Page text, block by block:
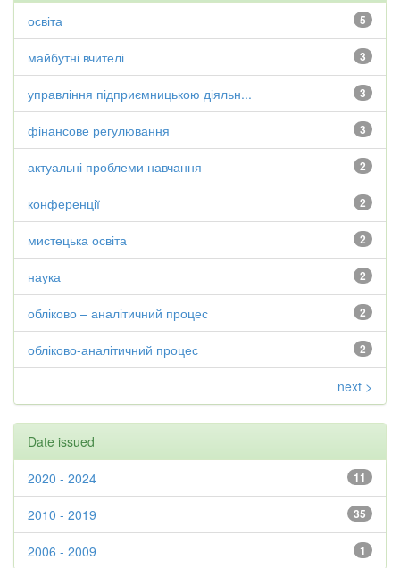
5
освіта
3
майбутні вчителі
3
управління підприємницькою діяльн...
3
фінансове регулювання
2
актуальні проблеми навчання
2
конференції
2
мистецька освіта
2
наука
2
обліково – аналітичний процес
2
обліково-аналітичний процес
next >
Date issued
11
2020 - 2024
35
2010 - 2019
1
2006 - 2009